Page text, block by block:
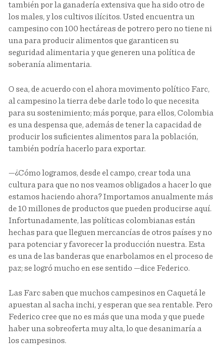
también por la ganadería extensiva que ha sido otro de
los males, y los cultivos ilícitos. Usted encuentra un
campesino con 100 hectáreas de potrero pero no tiene ni
una para producir alimentos que garanticen su
seguridad alimentaria y que generen una política de
soberanía alimentaria.
O sea, de acuerdo con el ahora movimento político Farc,
al campesino la tierra debe darle todo lo que necesita
para su sostenimiento; más porque, para ellos, Colombia
es una despensa que, además de tener la capacidad de
producir los suficientes alimentos para la población,
también podría hacerlo para exportar.
—¿Cómo logramos, desde el campo, crear toda una
cultura para que no nos veamos obligados a hacer lo que
estamos haciendo ahora? Importamos anualmente más
de 10 millones de productos que pueden producirse aquí.
Infortunadamente, las políticas colombianas están
hechas para que lleguen mercancías de otros países y no
para potenciar y favorecer la producción nuestra. Esta
es una de las banderas que enarbolamos en el proceso de
paz; se logró mucho en ese sentido —dice Federico.
Las Farc saben que muchos campesinos en Caquetá le
apuestan al sacha inchi, y esperan que sea rentable. Pero
Federico cree que no es más que una moda y que puede
haber una sobreoferta muy alta, lo que desanimaría a
los campesinos.